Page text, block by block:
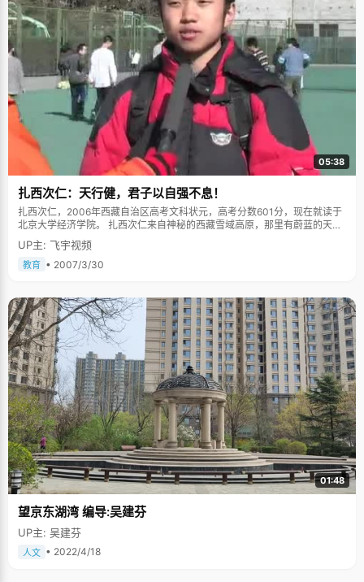
05:38
扎西次仁：天行健，君子以自强不息！
扎西次仁，2006年西藏自治区高考文科状元，高考分数601分，现在就读于
北京大学经济学院。 扎西次仁来自神秘的西藏雪域高原，那里有蔚蓝的天
空，广袤的大地和苍茫的远山，还有勤劳朴实，豪爽仗义的人民，以及高原
特有的带着光泽的黑皮肤，这是我第一次去西藏时候的印象，当面对扎西的
时候，这些景象清晰的出现在脑海里，藏族人总能给人不一样的感觉。 藏族
繁重，在高三之前，扎西从来没有补过课，所以周末和放假的时候，他可以
随心所欲的度过一段快乐时光，放牧，劳动，或是跟着大人去挖虫草，"一天
能挖几十根，每根能挣好几块钱"。 从芒康县考入昌都地区重点高中对于扎西
次仁来说已经算是一种幸运了，他的初中成绩实在不敢恭维，只能算是中上
水平。面对强劲的对手们，扎西真正感觉了一种差距，压力使得扎西不得不
认真努力的学习，提高自己。"高一高二的时候什么都不想，就是拼命学，拼
命学，终于在高二下学习的最后一次考试考了第二名。"第一次考得这么好，
扎西次仁高兴极了，这是个莫大的鼓励。谦虚大概是扎西次仁最大的特点
了，面对成绩的时候，他唯一的念头就是自己还需要再努力一些。高二结束
的那个暑假，扎西次仁把高三所有课程提前自学了一遍，开学以后，当老师
还在讲解高三课本的时候，他已经开始进行第一轮系统的复习了。"笨鸟先
飞，我比别人快了一步，就比别人多了很多机会和时间。"在高三的最后半个
学期，扎西次仁给自己制定了严格的学习计划，每天早上5点钟准时起床，几
乎是每天早上第一个把教室灯开的人。晚上熄灯以后，扎西次仁就点着蜡烛
在教书看书，常常看到凌晨一两点钟。在艰辛紧张的学习生活中，家人就是
扎西次仁努力的最坚强精神动力，爸爸妈妈每个星期都会给扎西打电话，与
他谈心。班主任老师也特别关心这个从地方上来的孩子，每隔一段时间就会
朋友，每当结束一天学习，疲乏无力而又烦躁不堪的时候，他们就会相约到
天台聊天，互相倾诉，相互开导，相互鼓励，"不知道以后会怎么样，但都要
UP主: 飞宇视频
教育 • 2007/3/30
01:48
望京东湖湾 编导:吴建芬
UP主: 吴建芬
人文 • 2022/4/18